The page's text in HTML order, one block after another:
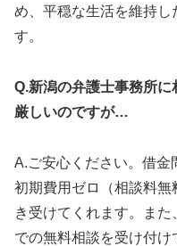
め、平穏な生活を維持し
す。
Q.新潟の弁護士事務所
厳しいのですが…
A.ご安心ください。借金
初期費用ゼロ（相談料無
き受けてくれます。ま
での無料相談を受け付